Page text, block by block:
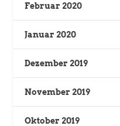
Februar 2020
Januar 2020
Dezember 2019
November 2019
Oktober 2019